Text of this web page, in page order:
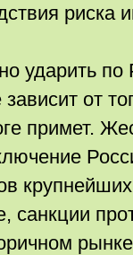
риска
ударить
от
примет.
санкции